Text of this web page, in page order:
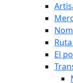
El